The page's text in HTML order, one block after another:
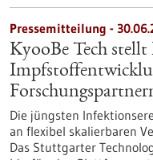
Pressemitteilung -
KyooBe Tech
Die jüngsten
an flexibel skalierbaren
Das Stuttgarter